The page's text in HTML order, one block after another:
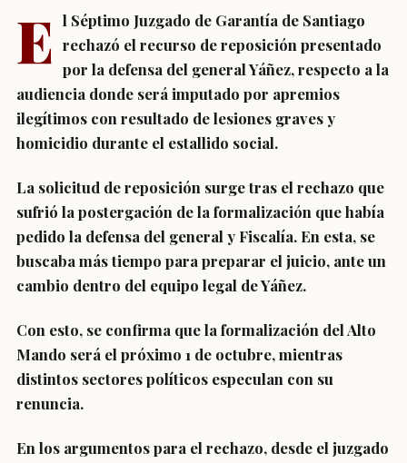
E l Séptimo Juzgado de Garantía de Santiago
rechazó el recurso de reposición presentado
por la defensa del general Yáñez, respecto a la
audiencia donde será imputado por apremios
ilegítimos con resultado de lesiones graves y
homicidio durante el estallido social.
La solicitud de reposición surge tras el rechazo que
sufrió la postergación de la formalización que había
pedido la defensa del general y Fiscalía. En esta, se
buscaba más tiempo para preparar el juicio, ante un
cambio dentro del equipo legal de Yáñez.
Con esto, se confirma que la formalización del Alto
Mando será el próximo 1 de octubre, mientras
distintos sectores políticos especulan con su
renuncia.
En los argumentos para el rechazo, desde el juzgado